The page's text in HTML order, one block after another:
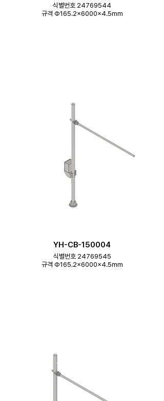
식별번호 24769544
규격 Φ165.2×6000×4.5mm
YH-CB-150004
식별번호 24769545
규격 Φ165.2×6000×4.5mm